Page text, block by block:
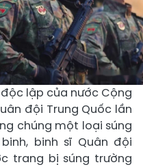
lập của nước Cộng
đội Trung Quốc lần
chúng một loại súng
binh sĩ Quân đội
trang bị súng trường